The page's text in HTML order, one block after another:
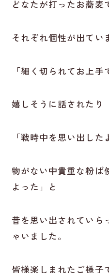
どなたが打ったお蕎麦
それぞれ個性が出てい
「細く切られてお上
嬉しそうに話されたり
「戦時中を思い出した
物がない中貴重な粉ば
よった」と
昔を思い出されていら
ゃいました。
皆様楽しまれたご様子